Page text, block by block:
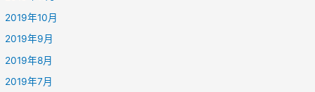
2019年10月
2019年9月
2019年8月
2019年7月